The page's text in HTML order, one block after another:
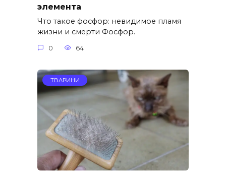
элемента
Что такое фосфор: невидимое пламя
жизни и смерти Фосфор.
0 64
ТВАРИНИ